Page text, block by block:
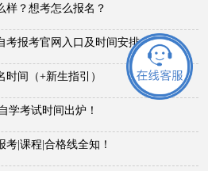
样？想考怎么报名？
考报考官网入口及时间安排
时间（+新生指引）
学考试时间出炉！
|课程|合格线全知！